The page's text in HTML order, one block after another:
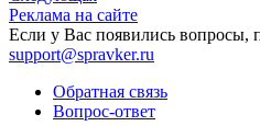
Реклама на сайте
Если у Вас появились вопросы,
support@spravker.ru
Обратная связь
Вопрос-ответ